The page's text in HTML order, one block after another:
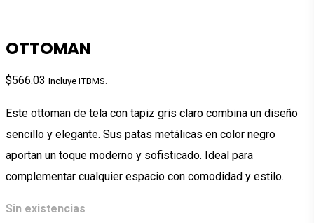
OTTOMAN
$566.03 Incluye ITBMS.
Este ottoman de tela con tapiz gris claro combina un diseño
sencillo y elegante. Sus patas metálicas en color negro
aportan un toque moderno y sofisticado. Ideal para
complementar cualquier espacio con comodidad y estilo.
Sin existencias